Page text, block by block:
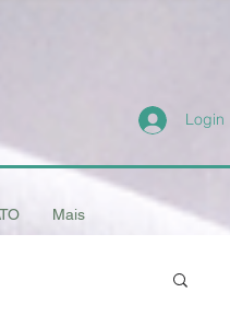
Login
Mais